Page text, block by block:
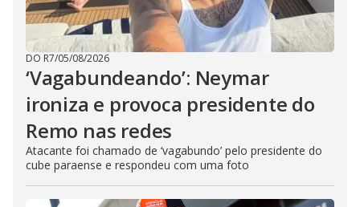
DO R7/05/08/2026
‘Vagabundeando’: Neymar
ironiza e provoca presidente do
Remo nas redes
Atacante foi chamado de ‘vagabundo’ pelo presidente do
cube paraense e respondeu com uma foto